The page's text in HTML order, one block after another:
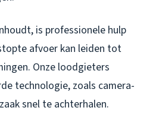
is professionele hulp
afvoer kan leiden tot
Onze loodgieters
technologie, zoals camera-
snel te achterhalen.